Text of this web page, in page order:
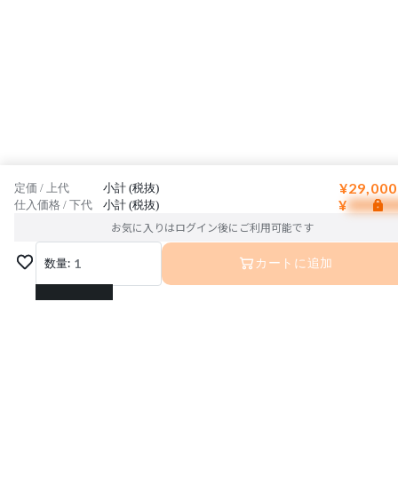
定価 / 上代 小計 (税抜)
仕入価格 / 下代 小計 (税抜) ¥
お気に入りはログイン後にご利用可能です
数量: 1
1
カートに追加